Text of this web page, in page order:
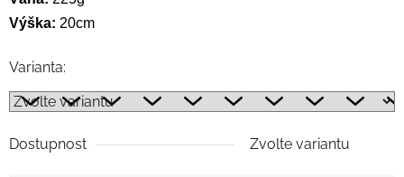
Výška: 20cm
Varianta:
Dostupnost Zvolte variantu